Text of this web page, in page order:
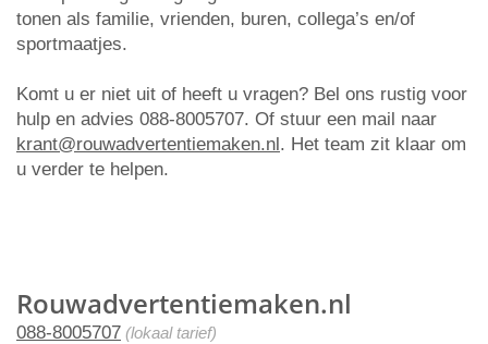
Rouwadvertentiemaken.nl
088-8005707 (lokaal tarief)
tonen als familie, vrienden, buren, collega’s en/of
sportmaatjes.
Komt u er niet uit of heeft u vragen? Bel ons rustig voor
hulp en advies 088-8005707. Of stuur een mail naar
krant@rouwadvertentiemaken.nl. Het team zit klaar om
u verder te helpen.